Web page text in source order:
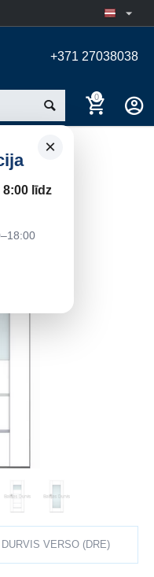
+371 27038038
0
×
8:00 līdz
/ Karkasa
DURVIS VERSO (DRE)